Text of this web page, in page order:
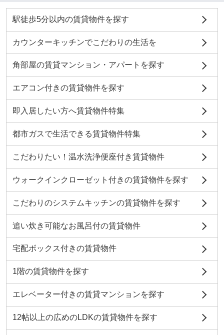
駅徒歩5分以内の賃貸物件を探す
カウンターキッチンでこだわりの生活を
角部屋の賃貸マンション・アパートを探す
エアコン付きの賃貸物件を探す
即入居したい方へ賃貸物件特集
都市ガスで生活できる賃貸物件特集
こだわりたい！温水洗浄便座付き賃貸物件
ウォークインクローゼット付きの賃貸物件を探す
こだわりのシステムキッチンの賃貸物件を探す
追い炊き可能なお風呂付の賃貸物件
宅配ボックス付きの賃貸物件
1階の賃貸物件を探す
エレベーター付きの賃貸マンションを探す
12帖以上の広めのLDKの賃貸物件を探す